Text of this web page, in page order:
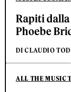
Rapiti
Phoebe
DI CLAUDIO
ALL THE MUSIC